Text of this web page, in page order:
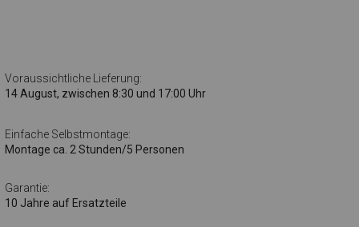
Voraussichtliche Lieferung:
14 August, zwischen 8:30 und 17:00 Uhr
Einfache Selbstmontage:
Montage ca. 2 Stunden/5 Personen
Garantie:
10 Jahre auf Ersatzteile